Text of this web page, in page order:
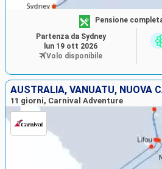
Pensione
Partenza da Sydney
lun 19 ott 2026
Volo disponibile
AUSTRALIA, VANUATU, NUOVA
11 giorni, Carnival Adventure